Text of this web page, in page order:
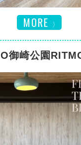
MORE
御崎公園